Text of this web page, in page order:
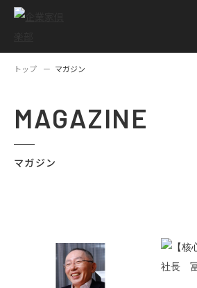
トップ マガジン
MAGAZINE
マガジン